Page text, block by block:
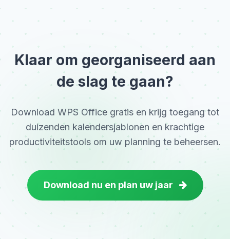
Klaar om georganiseerd aan
de slag te gaan?
Download WPS Office gratis en krijg toegang tot
duizenden kalendersjablonen en krachtige
productiviteitstools om uw planning te beheersen.
Download nu en plan uw jaar